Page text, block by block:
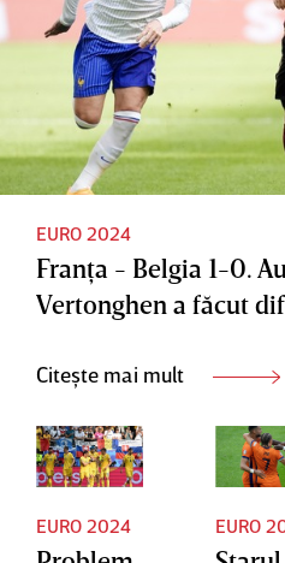
EXCLUSI
V
atunci
când
fost
de
EURO 2024
Franţa - Belgia 1-0.
Vertonghen a făcut
Citește mai mult
EURO 2024 EURO